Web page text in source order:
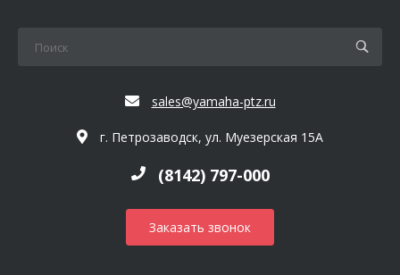
sales@yamaha-ptz.ru
г. Петрозаводск, ул. Муезерская 15А
(8142) 797-000
Заказать звонок